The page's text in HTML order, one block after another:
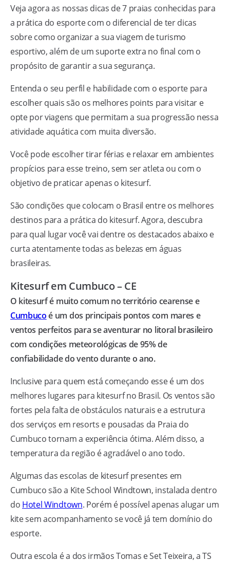
Veja agora as nossas dicas de 7 praias conhecidas para
a prática do esporte com o diferencial de ter dicas
sobre como organizar a sua viagem de turismo
esportivo, além de um suporte extra no final com o
propósito de garantir a sua segurança.
Entenda o seu perfil e habilidade com o esporte para
escolher quais são os melhores points para visitar e
opte por viagens que permitam a sua progressão nessa
atividade aquática com muita diversão.
Você pode escolher tirar férias e relaxar em ambientes
propícios para esse treino, sem ser atleta ou com o
objetivo de praticar apenas o kitesurf.
São condições que colocam o Brasil entre os melhores
destinos para a prática do kitesurf. Agora, descubra
para qual lugar você vai dentre os destacados abaixo e
curta atentamente todas as belezas em águas
brasileiras.
Kitesurf em Cumbuco – CE
O kitesurf é muito comum no território cearense e
Cumbucoé um dos principais pontos com mares e
ventos perfeitos para se aventurar no litoral brasileiro
com condições meteorológicas de 95% de
confiabilidade do vento durante o ano.
Inclusive para quem está começando esse é um dos
melhores lugares para kitesurf no Brasil. Os ventos são
fortes pela falta de obstáculos naturais e a estrutura
dos serviços em resorts e pousadas da Praia do
Cumbuco tornam a experiência ótima. Além disso, a
temperatura da região é agradável o ano todo.
Algumas das escolas de kitesurf presentes em
Cumbuco são a Kite School Windtown, instalada dentro
do Hotel Windtown. Porém é possível apenas alugar um
kite sem acompanhamento se você já tem domínio do
esporte.
Outra escola é a dos irmãos Tomas e Set Teixeira, a TS